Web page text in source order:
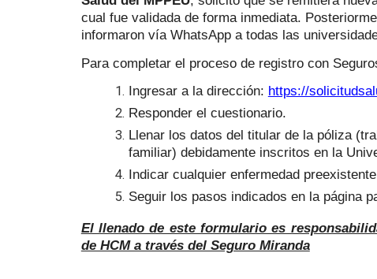
cual fue validada de forma inmediata.
informaron vía WhatsApp a todas las
Para completar el proceso de registro con
Ingresar a la dirección: https://
Responder el cuestionario.
Llenar los datos del titular de la póliza
familiar) debidamente inscritos en la
Indicar cualquier enfermedad
Seguir los pasos indicados en la página
El llenado de este formulario es
de HCM a través del Seguro Miranda